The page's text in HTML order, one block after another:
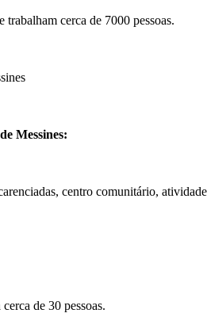
cerca de 7000 pessoas.
Messines:
centro comunitário,
de 30 pessoas.